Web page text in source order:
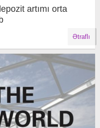
artımı orta
Ətraflı